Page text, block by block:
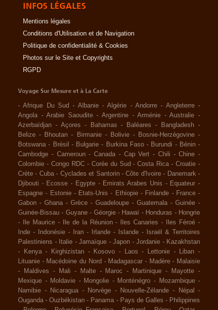
INFOS LÉGALES
Mentions légales
Conditions d'Utilisation et de Navigation
Politique de confidentialité & Cookies
Photos sur le Site et Copyrights
RGPD
Voyage Sur Mesure et à La Carte
-Afrique Du Sud - Albanie -Algérie -Andorre - Angleterre -
Angola -Arabie Saoudite -Argentine -Arménie -Australie -
Azerbaïdjan - Açores - Bahamas - Baléares - Bangladesh -
Belize - Bhoutan - Birmanie - Bolivie - Bosnie-Herzégovine -
Botswana - Brésil - Bulgarie - Burkina Faso - Burundi - Bénin -
Cambodge - Cameroun - Canada - Cap Vert - Chili -Chine -
Colombie - Congo RDC - Corée du Sud -Costa Rica -Croatie -
Crète - Cuba - Cyclades et Santorin -Côte d'Ivoire - Danemark -
Djibouti - Ecosse - Egypte - Emirats Arabes Unis - Equateur -
Espagne - Estonie - Etats-Unis - Ethiopie - Finlande - France -
Gabon - Ghana - Grèce - Guadeloupe - Guatemala - Guinée -
Guinée-Bissau - Guyane - Géorgie - Hawaï - Honduras - Hongrie
-
Ile Maurice - Ile de la Réunion - Iles Canaries - Iles Féroé -
Inde - Indonésie - Iran - Irlande - Islande -
Israël & Territoires
Palestiniens - Italie - Jamaïque - Japon - Jordanie - Kazakhstan
-
Kenya - Kirghizistan - Kosovo - Laos - Lettonie - Liban -
Lituanie - Macédoine du Nord - Madagascar - Madère - Malaisie
-
Maldives - Mali - Malte - Maroc - Martinique - Mayotte -
Mexique - Moldavie - Mongolie - Monténégro - Mozambique -
Namibie - Nicaragua - Norvège - Nouvelle-Zélande - Népal
-
Ouganda -Ouzbékistan - Panama - Pays de Galles - Philippines